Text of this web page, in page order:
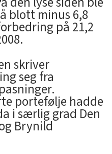
blott minus 6,8
på 21,2
skriver
seg fra
portefølje hadde
i særlig grad Den
Brynild